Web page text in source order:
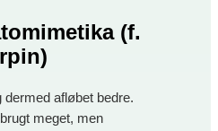
(f.
dermed afløbet bedre.
meget, men